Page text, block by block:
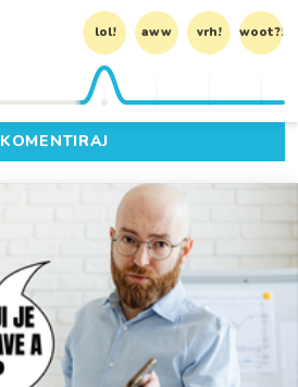
lol! aww vrh! woot?!
KOMENTIRAJ